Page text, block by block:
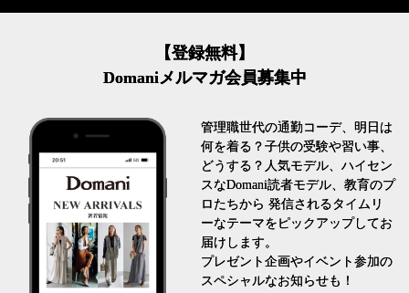
【登録無料】
Domaniメルマガ会員募集中
管理職世代の通勤コーデ、明日は
何を着る？子供の受験や習い事、
どうする？人気モデル、ハイセン
スなDomani読者モデル、教育のプ
ロたちから 発信されるタイムリ
ーなテーマをピックアップしてお
届けします。
プレゼント企画やイベント参加の
スペシャルなお知らせも！